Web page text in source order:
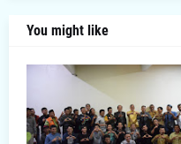
You might like